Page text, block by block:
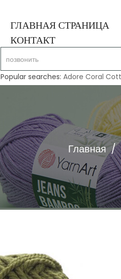
ГЛАВНАЯ СТРАНИЦА
КОНТАКТ
Popular searches:Adore Coral
Главная /